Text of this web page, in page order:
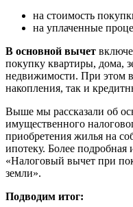
на стоимость
на уплаченные
В основной вычет
покупку квартиры, дома,
недвижимости. При этом
накопления, так и
Выше мы рассказали об
имущественного
приобретения жилья на
ипотеку. Более подробная
«Налоговый вычет при
земли».
Подводим итог: